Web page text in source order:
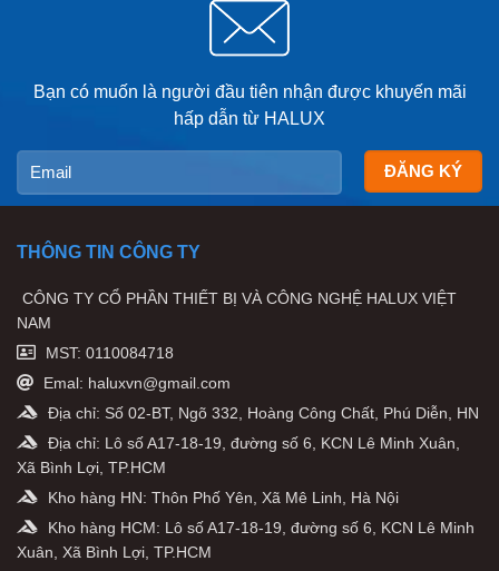
Bạn có muốn là người đầu tiên nhận được khuyến mãi
hấp dẫn từ HALUX
THÔNG TIN CÔNG TY
CÔNG TY CỔ PHẦN THIẾT BỊ VÀ CÔNG NGHỆ HALUX VIỆT
NAM
MST: 0110084718
Emal: haluxvn@gmail.com
Địa chỉ: Số 02-BT, Ngõ 332, Hoàng Công Chất, Phú Diễn, HN
Địa chỉ: Lô số A17-18-19, đường số 6, KCN Lê Minh Xuân,
Xã Bình Lợi, TP.HCM
Kho hàng HN: Thôn Phố Yên, Xã Mê Linh, Hà Nội
Kho hàng HCM: Lô số A17-18-19, đường số 6, KCN Lê Minh
Xuân, Xã Bình Lợi, TP.HCM